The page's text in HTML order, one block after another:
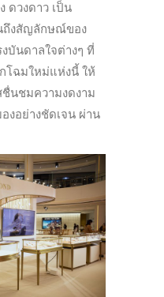
ดวงดาว เป็น
ถึงสัญลักษณ์ของ
บันดาลใจต่างๆ ที่
ฉมใหม่แห่งนี้ ให้
นชมความงดงาม
งอย่างชัดเจน ผ่าน